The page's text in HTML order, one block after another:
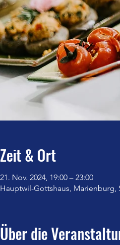
Zeit & Ort
21. Nov. 2024, 19:00 – 23:00
Hauptwil-Gottshaus, Marienburg,
Über die